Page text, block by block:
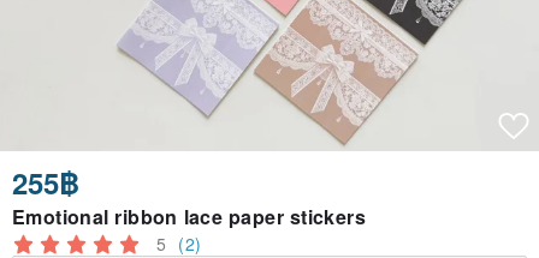
255฿
Emotional ribbon lace paper stickers
5 (2)